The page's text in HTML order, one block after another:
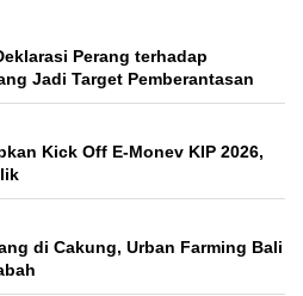
Perang terhadap
Jadi Target Pemberantasan
Kick Off E-Monev KIP 2026,
di Cakung, Urban Farming Bali